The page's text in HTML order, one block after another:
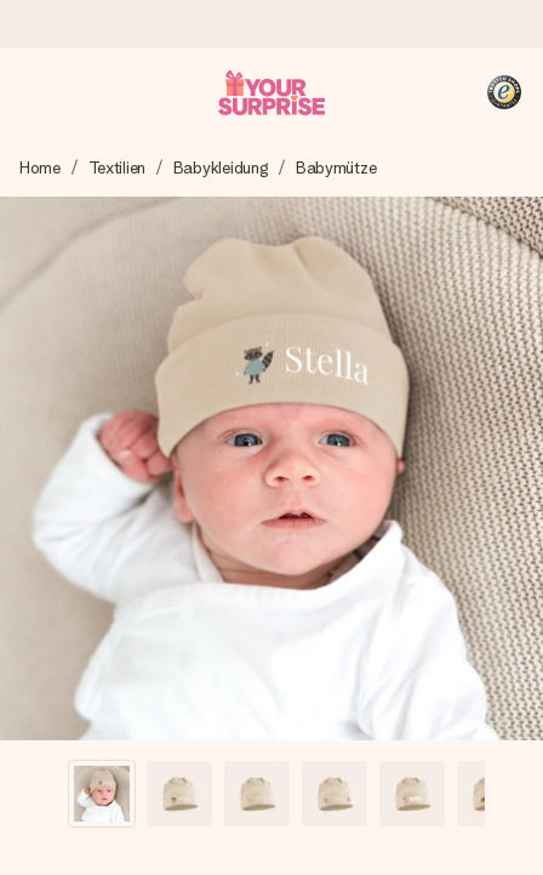
Wir bereiten dein Geschenk sorgfältig vor und schicken es
blitzschnell – damit du es genau zum richtigen Zeitpunkt
überreichen kannst, wenn es am meisten zählt.
4,8 (basierend auf +15.000 Bewertungen)
Unsere Geschenke begeistern. Kunden bewerten uns mit
4,8 bei Google Reviews (Gesamtergebnis aller Länder, in
die wir versenden).
+49 39292 929695
Montag - Freitag : 8:30 - 17:00 Uhr
Samstag - Sonntag : 8:30 - 13:00 Uhr
Home Textilien Babykleidung Babymütze